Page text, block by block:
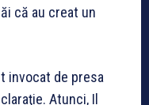
că au creat un
invocat de presa
Atunci, Il